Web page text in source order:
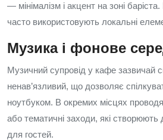
— мінімалізм і акцент на зоні
часто використовують локальні
Музика і фонове
Музичний супровід у кафе зазвичай
ненав’язливий, що дозволяє
ноутбуком. В окремих місцях
або тематичні заходи, які
для гостей.